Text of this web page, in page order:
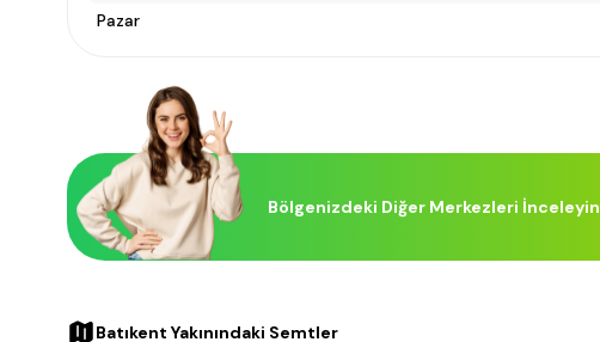
Pazar
Bölgenizdeki Diğer Merkezleri İnceleyin
Batıkent Yakınındaki Semtler